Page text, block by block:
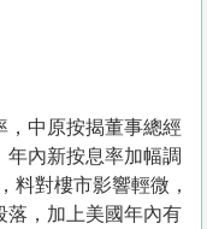
，中原按揭董事總經
內新按息率加幅調
料對樓市影響輕微，
落，加上美國年內有